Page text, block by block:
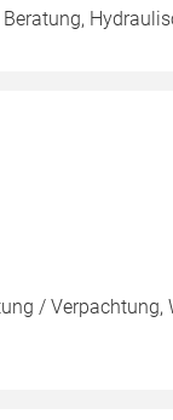
/ Verpachtung,